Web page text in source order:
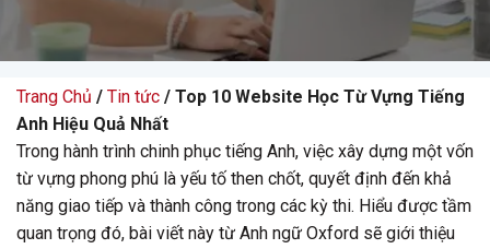
Trang Chủ / Tin tức / Top 10 Website Học Từ Vựng Tiếng
Anh Hiệu Quả Nhất
Trong hành trình chinh phục tiếng Anh, việc xây dựng một vốn
từ vựng phong phú là yếu tố then chốt, quyết định đến khả
năng giao tiếp và thành công trong các kỳ thi. Hiểu được tầm
quan trọng đó, bài viết này từ Anh ngữ Oxford sẽ giới thiệu